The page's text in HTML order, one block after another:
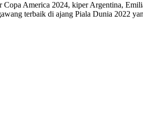
America 2024, kiper Argentina,
terbaik di ajang Piala Dunia 2022